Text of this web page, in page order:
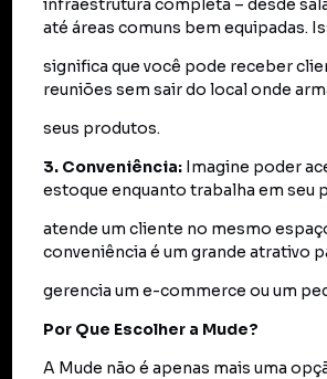
infraestrutura completa – desde
até áreas comuns bem equipadas.
significa que você pode receber
reuniões sem sair do local onde
seus produtos.
3. Conveniência:Imagine poder
estoque enquanto trabalha em seu
atende um cliente no mesmo
conveniência é um grande atrativo
gerencia um e-commerce ou um
Por Que Escolher a Mude?
A Mude não é apenas mais uma